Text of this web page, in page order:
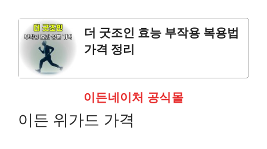
더 굿조인 효능 부작용 복용법
가격 정리
이든네이처 공식몰
이든 위가드 가격